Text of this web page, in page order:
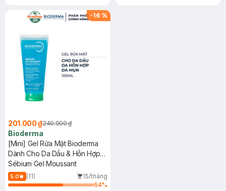
-16 %
201.000 ₫240.000 ₫
Bioderma
[Mini] Gel Rửa Mặt Bioderma
Dành Cho Da Dầu & Hỗn Hợp
100ml
Sébium Gel Moussant
5.0 (11)
15/tháng
64%